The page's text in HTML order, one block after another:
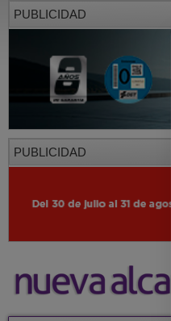
PUBLICIDAD
PUBLICIDAD